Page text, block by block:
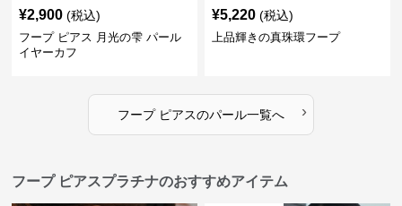
¥2,900 (税込)
フープ ピアス 月光の雫 パール
イヤーカフ
¥5,220 (税込)
上品輝きの真珠環フープ
フープ ピアスのパール一覧へ ›
フープ ピアスプラチナのおすすめアイテム